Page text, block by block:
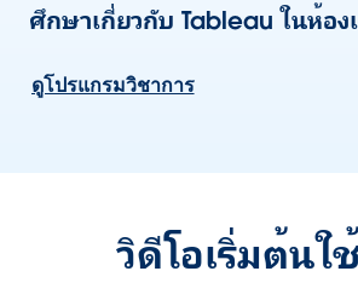
ศึกษาเกี่ยวกับ Tableau ในห้อง
ดูโปรแกรมวิชาการ
วิดีโอเริ่มต้นใ